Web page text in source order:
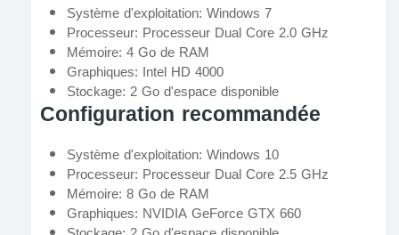
Système d'exploitation: Windows 7
Processeur: Processeur Dual Core 2.0 GHz
Mémoire: 4 Go de RAM
Graphiques: Intel HD 4000
Stockage: 2 Go d'espace disponible
Configuration recommandée
Système d'exploitation: Windows 10
Processeur: Processeur Dual Core 2.5 GHz
Mémoire: 8 Go de RAM
Graphiques: NVIDIA GeForce GTX 660